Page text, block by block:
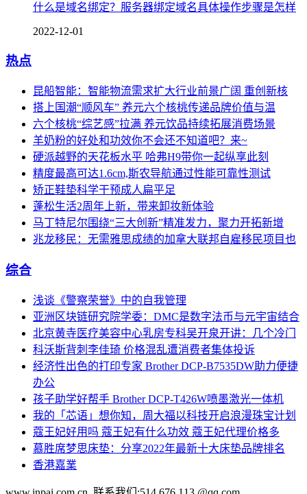
什么是域名绑定？服务器绑定域名具体操作步骤是怎样
2022-12-01
热点
昆船智能：智能物流需求扩大行业前景广阔 重创新核
搭上国潮“顺风车” 养元六个核桃传递品牌价值与温
六个核桃“综艺感”拉满 养元饮品持续拓展消费场景
羊奶粉的好处和功效你不会还不知道吧？来~
硬派越野的天花板水平 哈弗H9带你一起纵享此刻
精度最高可达1.6cm,斯农导航通过性能可靠性测试
矫正鞋垫科学干预成人扁平足
蓬松生活2周年上新，带来卸妆新体验
马丁特尼尔围绕“三大创新”精准发力，聚力开拓新增
兆龙移民：无需雅思成绩的加拿大联邦自雇移民项目也
综合
浅谈《警察荣誉》中的自我管理
亚洲区块链研究院学委：DMC是数字法币与元宇宙结合
北京黄寺医疗美容中心乳房专科吴开泉开讲：几个冷门
科沃斯背刺李佳琦 价格混乱遭消费者集体投诉
经济性出色的打印专家 Brother DCP-B7535DW助力便捷
办公
孩子助学好帮手 Brother DCP-T426W喷墨激光一体机
我的「芯语」想你知，周大福以科技开启浪漫珠宝计划
蔻王妃好用吗 蔻王妃有什么功效 蔻王妃代理价格多
慕胜席梦思床垫：分享2022年最新十大床垫品牌排名
香港嘉業